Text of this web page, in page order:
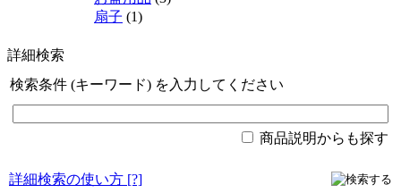
扇子 (1)
詳細検索
検索条件 (キーワード) を入力してください
商品説明からも探す
詳細検索の使い方 [?]